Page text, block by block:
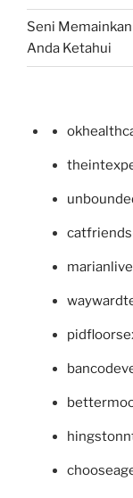
Seni
Anda Ketahui